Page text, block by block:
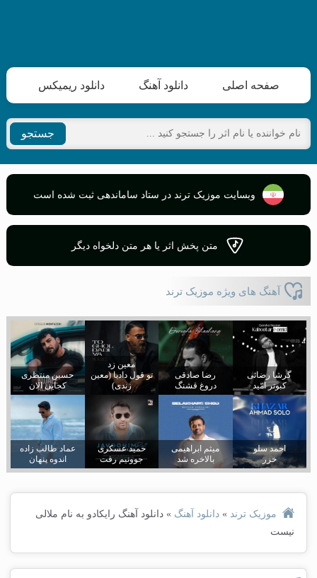
صفحه اصلی دانلود آهنگ دانلود ریمیکس
جستجو
وبسایت موزیک ترند در ستاد ساماندهی ثبت شده است
متن پخش اثر یا هر متن دلخواه دیگر
آهنگ های ویژه موزیک ترند
گرشا رضائی
کبوتر امّید
رضا صادقی
دروغ قشنگ
معین زد
تو قول دادیا (معین
زندی)
حسین منتظری
کجایی الان
احمد سلو
خزر
میثم ابراهیمی
بالاخره شد
حمید عسکری
جوونیم رفت
عماد طالب زاده
اندوه پنهان
موزیک ترند » دانلود آهنگ » دانلود آهنگ رایکادو به نام ملالی
نیست